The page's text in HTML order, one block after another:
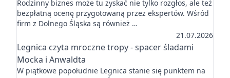
Rodzinny biznes może tu zyskać nie tylko rozgłos, ale też
bezpłatną ocenę przygotowaną przez ekspertów. Wśród
firm z Dolnego Śląska są również …
21.07.2026
Legnica czyta mroczne tropy - spacer śladami
Mocka i Anwaldta
W piątkowe popołudnie Legnica stanie się punktem na